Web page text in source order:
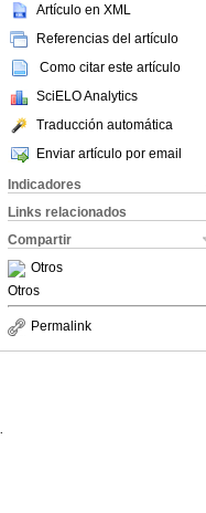
Artículo en XML
Referencias del artículo
Como citar este artículo
SciELO Analytics
Traducción automática
Enviar artículo por email
Indicadores
Links relacionados
Compartir
Otros
Otros
Permalink